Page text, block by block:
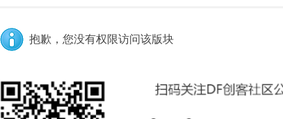
抱歉，您没有权限访问该版块